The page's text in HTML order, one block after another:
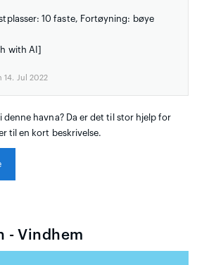
10 faste, Fortøyning: bøye
with AI]
Jul 2022
denne havna? Da er det til stor hjelp for
til en kort beskrivelse.
- Vindhem